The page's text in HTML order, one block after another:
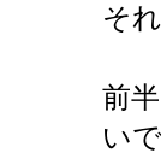
そ
前
い